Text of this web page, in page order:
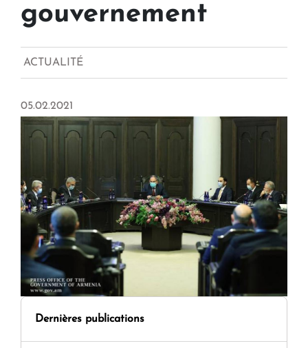
gouvernement
ACTUALITÉ
05.02.2021
Dernières publications